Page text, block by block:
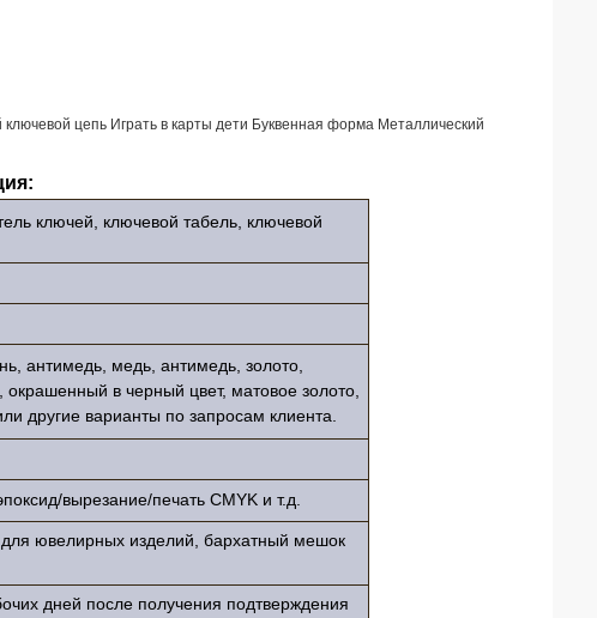
цепь Играть в карты дети Буквенная форма Металлический
ключей, ключевой табель, ключевой
антимедь, медь, антимедь, золото,
в черный цвет, матовое золото,
другие варианты по запросам клиента.
вырезание/печать CMYK и т.д.
для ювелирных изделий, бархатный мешок
дней после получения подтверждения